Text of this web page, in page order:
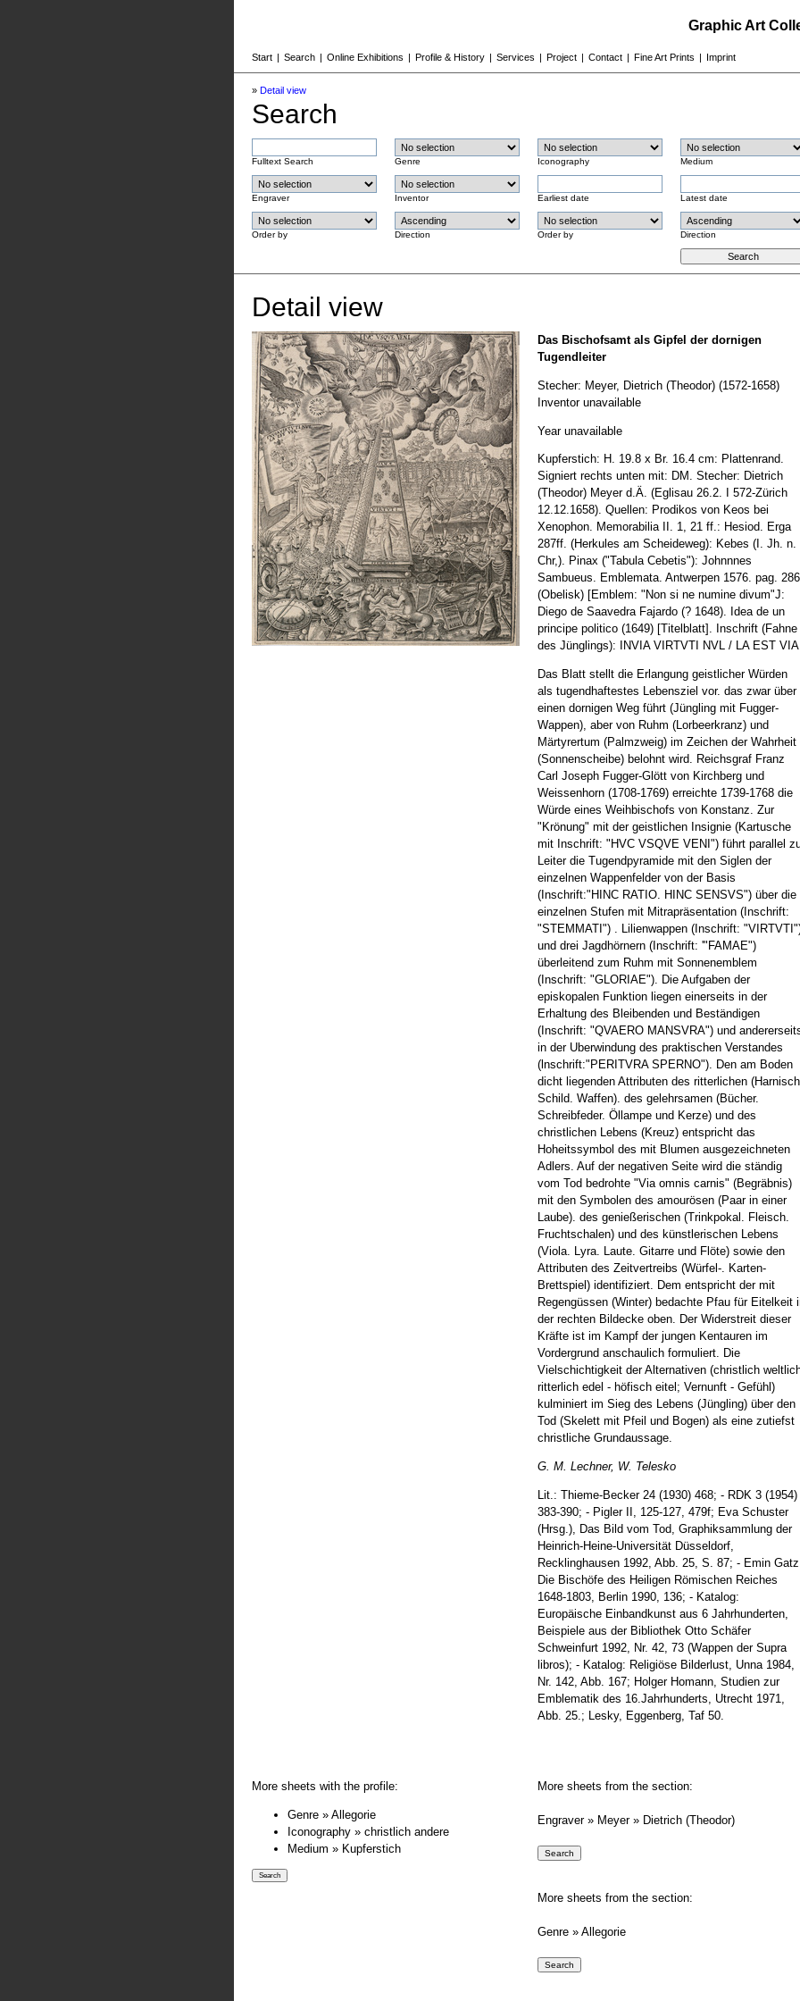
Graphic Art
Start | Search | Online Exhibitions | Profile & History | Services | Project | Contact | Fine Art Prints | Imprint
» Detail view
Search
Fulltext Search Genre Iconography Medium
Engraver Inventor Earliest date Latest date
Order by Direction Order by Direction
Detail view
Das Bischofsamt als Gipfel der dornigen
Tugendleiter
Stecher: Meyer, Dietrich (Theodor) (1572-1658)
Inventor unavailable
Year unavailable
Kupferstich: H. 19.8 x Br. 16.4 cm: Plattenrand.
Signiert rechts unten mit: DM. Stecher: Dietrich
(Theodor) Meyer d.Ä. (Eglisau 26.2. I 572-Zürich
12.12.1658). Quellen: Prodikos von Keos bei
Xenophon. Memorabilia II. 1, 21 ff.: Hesiod. Erga
287ff. (Herkules am Scheideweg): Kebes (I. Jh. n.
Chr,). Pinax ("Tabula Cebetis"): Johnnnes
Sambueus. Emblemata. Antwerpen 1576. pag. 286
(Obelisk) [Emblem: "Non si ne numine divum"J:
Diego de Saavedra Fajardo (? 1648). Idea de un
principe politico (1649) [Titelblatt]. Inschrift (Fahne
des Jünglings): INVIA VIRTVTI NVL / LA EST
Das Blatt stellt die Erlangung geistlicher Würden
als tugendhaftestes Lebensziel vor. das zwar über
einen dornigen Weg führt (Jüngling mit Fugger-
Wappen), aber von Ruhm (Lorbeerkranz) und
Märtyrertum (Palmzweig) im Zeichen der Wahrheit
(Sonnenscheibe) belohnt wird. Reichsgraf Franz
Carl Joseph Fugger-Glött von Kirchberg und
Weissenhorn (1708-1769) erreichte 1739-1768 die
Würde eines Weihbischofs von Konstanz. Zur
"Krönung" mit der geistlichen Insignie (Kartusche
mit Inschrift: "HVC VSQVE VENI") führt parallel
Leiter die Tugendpyramide mit den Siglen der
einzelnen Wappenfelder von der Basis
(Inschrift:"HINC RATIO. HINC SENSVS") über die
einzelnen Stufen mit Mitrapräsentation (Inschrift:
"STEMMATI") . Lilienwappen (Inschrift:
und drei Jagdhörnern (Inschrift: '"FAMAE")
überleitend zum Ruhm mit Sonnenemblem
(Inschrift: "GLORIAE"). Die Aufgaben der
episkopalen Funktion liegen einerseits in der
Erhaltung des Bleibenden und Beständigen
(Inschrift: "QVAERO MANSVRA") und
in der Uberwindung des praktischen Verstandes
(lnschrift:"PERITVRA SPERNO"). Den am Boden
dicht liegenden Attributen des ritterlichen
Schild. Waffen). des gelehrsamen (Bücher.
Schreibfeder. Öllampe und Kerze) und des
christlichen Lebens (Kreuz) entspricht das
Hoheitssymbol des mit Blumen ausgezeichneten
Adlers. Auf der negativen Seite wird die ständig
vom Tod bedrohte "Via omnis carnis" (Begräbnis)
mit den Symbolen des amourösen (Paar in einer
Laube). des genießerischen (Trinkpokal. Fleisch.
Fruchtschalen) und des künstlerischen Lebens
(Viola. Lyra. Laute. Gitarre und Flöte) sowie den
Attributen des Zeitvertreibs (Würfel-. Karten-
Brettspiel) identifiziert. Dem entspricht der mit
Regengüssen (Winter) bedachte Pfau für Eitelkeit
der rechten Bildecke oben. Der Widerstreit dieser
Kräfte ist im Kampf der jungen Kentauren im
Vordergrund anschaulich formuliert. Die
Vielschichtigkeit der Alternativen (christlich
ritterlich edel - höfisch eitel; Vernunft - Gefühl)
kulminiert im Sieg des Lebens (Jüngling) über den
Tod (Skelett mit Pfeil und Bogen) als eine zutiefst
christliche Grundaussage.
G. M. Lechner, W. Telesko
Lit.: Thieme-Becker 24 (1930) 468; - RDK 3 (1954)
383-390; - Pigler II, 125-127, 479f; Eva Schuster
(Hrsg.), Das Bild vom Tod, Graphiksammlung der
Heinrich-Heine-Universität Düsseldorf,
Recklinghausen 1992, Abb. 25, S. 87; - Emin
Die Bischöfe des Heiligen Römischen Reiches
1648-1803, Berlin 1990, 136; - Katalog:
Europäische Einbandkunst aus 6 Jahrhunderten,
Beispiele aus der Bibliothek Otto Schäfer
Schweinfurt 1992, Nr. 42, 73 (Wappen der Supra
libros); - Katalog: Religiöse Bilderlust, Unna 1984,
Nr. 142, Abb. 167; Holger Homann, Studien zur
Emblematik des 16.Jahrhunderts, Utrecht 1971,
Abb. 25.; Lesky, Eggenberg, Taf 50.
More sheets with the profile:
Genre » Allegorie
Iconography » christlich andere
Medium » Kupferstich
More sheets from the section:
Engraver » Meyer » Dietrich (Theodor)
More sheets from the section:
Genre » Allegorie